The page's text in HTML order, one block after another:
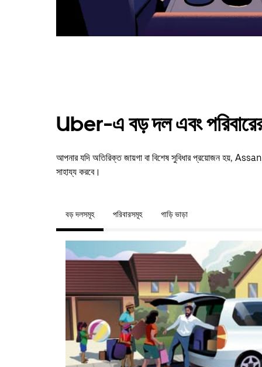
Uber-এ বড় দল এবং
আপনার যদি অতিরিক্ত জায়গা বা বিশেষ সুবিধার প্রয়োজন হয়,
সাহায্য করবে।
বড় দলসমূহ পরিবারসমূহ গাড়ি ভাড়া